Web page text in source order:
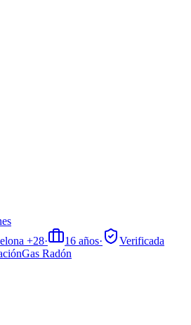
+28· 16 años·
Verificada
Gas Radón